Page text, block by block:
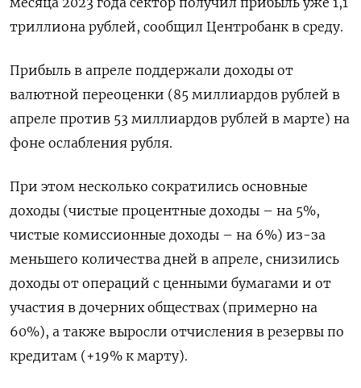
триллиона рублей, сообщил Центробанк в среду.
Прибыль в апреле поддержали доходы от
валютной переоценки (85 миллиардов рублей в
апреле против 53 миллиардов рублей в марте) на
фоне ослабления рубля.
При этом несколько сократились основные
доходы (чистые процентные доходы – на 5%,
чистые комиссионные доходы – на 6%) из-за
меньшего количества дней в апреле, снизились
доходы от операций с ценными бумагами и от
участия в дочерних обществах (примерно на
60%), а также выросли отчисления в резервы по
кредитам (+19% к марту).